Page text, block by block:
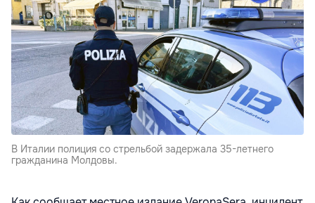
В Италии полиция со стрельбой задержала 35-летнего
гражданина Молдовы.